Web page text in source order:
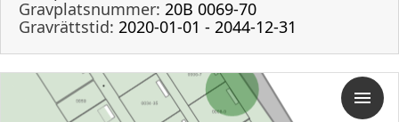
Gravplatsnummer: 20B 0069-70
Gravrättstid: 2020-01-01 - 2044-12-31